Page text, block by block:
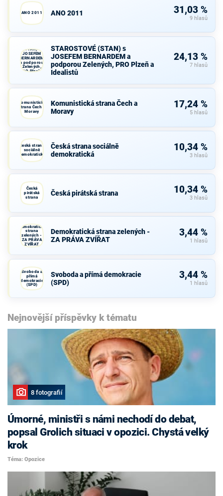
ANO 2011 ANO 2011 31,03 %
9 hlasů
(STAN) s
JOSEFEM
BERNARDEM
a podporou
Zelených,
PRO Plzeň a
STAROSTOVÉ (STAN) s
JOSEFEM BERNARDEM a
podporou Zelených, PRO Plzeň a
Idealistů
24,13 %
7 hlasů
Komunistická
strana Čech a
Moravy
Komunistická strana Čech a
Moravy
17,24 %
5 hlasů
Česká strana
sociálně
demokratická
Česká strana sociálně
demokratická
10,34 %
3 hlasů
Česká
pirátská
strana
Česká pirátská strana 10,34 %
3 hlasů
Demokratická
strana
zelených -
ZA PRÁVA
ZVÍŘAT
Demokratická strana zelených -
ZA PRÁVA ZVÍŘAT
3,44 %
1 hlasů
Svoboda a
přímá
demokracie
(SPD)
Svoboda a přímá demokracie
(SPD)
3,44 %
1 hlasů
Nejnovější příspěvky k tématu
8 fotografií
Úmorné, ministři s námi nechodí do debat,
popsal Grolich situaci v opozici. Chystá velký
krok
Téma: Opozice